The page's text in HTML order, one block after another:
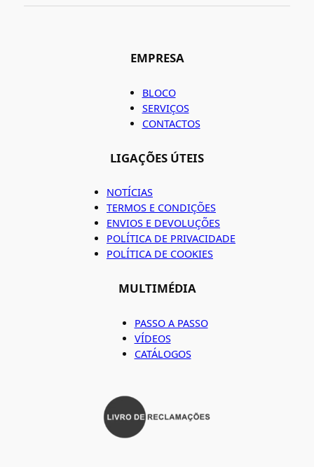
EMPRESA
BLOCO
SERVIÇOS
CONTACTOS
LIGAÇÕES ÚTEIS
NOTÍCIAS
TERMOS E CONDIÇÕES
ENVIOS E DEVOLUÇÕES
POLÍTICA DE PRIVACIDADE
POLÍTICA DE COOKIES
MULTIMÉDIA
PASSO A PASSO
VÍDEOS
CATÁLOGOS